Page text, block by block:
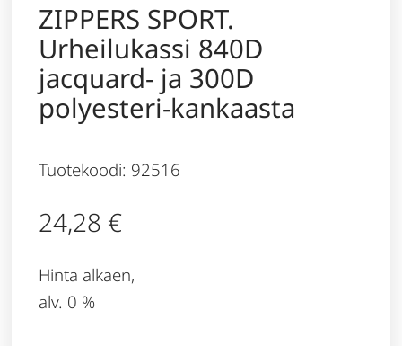
ZIPPERS SPORT.
Urheilukassi 840D
jacquard- ja 300D
polyesteri-kankaasta
Tuotekoodi: 92516
24,28 €
Hinta alkaen,
alv. 0 %